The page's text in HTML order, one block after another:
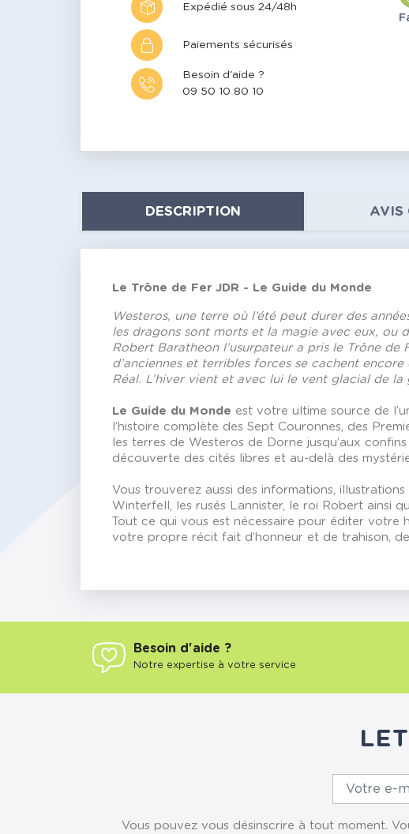
Expédié sous 24/48h
Paiements sécurisés
Besoin d'aide ?
09 50 10 80 10
DESCRIPTION AVIS
Le Trône de Fer JDR - Le Guide du Monde
Westeros, une terre où l’été peut durer des
les dragons sont morts et la magie avec eux, ou
Robert Baratheon l’usurpateur a pris le Trône de
d’anciennes et terribles forces se cachent
Réal. L’hiver vient et avec lui le vent glacial de la
Le Guide du Monde est votre ultime source de
l’histoire complète des Sept Couronnes, des
les terres de Westeros de Dorne jusqu’aux
découverte des cités libres et au-delà des
Vous trouverez aussi des informations,
Winterfell, les rusés Lannister, le roi Robert ainsi
Tout ce qui vous est nécessaire pour éditer
votre propre récit fait d’honneur et de trahison,
Besoin d'aide ?
Notre expertise à votre service
Vous pouvez vous désinscrire à tout moment.